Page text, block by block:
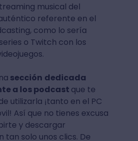
musical del
referente en el
como lo sería
o Twitch con los
sección dedicada
a los podcast que te
utilizarla ¡tanto en el PC
Así que no tienes excusa
y descargar
tan solo unos clics. De